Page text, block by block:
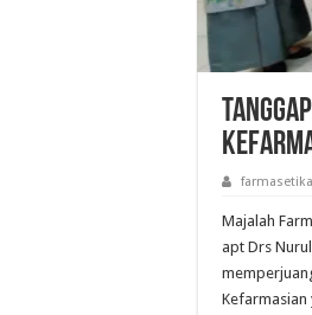
Majalah
apt Drs
Kefarmasian